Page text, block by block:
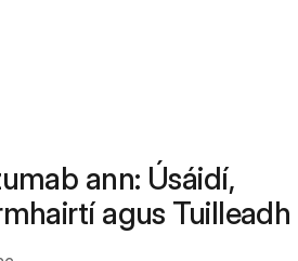
ann: Úsáidí,
agus Tuilleadh